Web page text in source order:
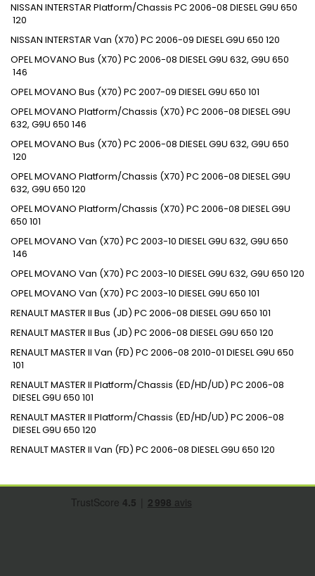
NISSAN INTERSTAR Platform/Chassis PC2006-08 DIESELG9U 650
120
NISSAN INTERSTAR Van (X70) PC2006-09 DIESELG9U 650 120
OPELMOVANO Bus (X70) PC2006-08 DIESELG9U 632, G9U 650
146
OPELMOVANO Bus (X70) PC2007-09 DIESELG9U 650 101
OPELMOVANO Platform/Chassis (X70) PC2006-08 DIESELG9U
632, G9U 650 146
OPELMOVANO Bus (X70) PC2006-08 DIESELG9U 632, G9U 650
120
OPELMOVANO Platform/Chassis (X70) PC2006-08 DIESELG9U
632, G9U 650 120
OPELMOVANO Platform/Chassis (X70) PC2006-08 DIESELG9U
650 101
OPELMOVANO Van (X70) PC2003-10 DIESELG9U 632, G9U 650
146
OPELMOVANO Van (X70) PC2003-10 DIESELG9U 632, G9U 650 120
OPELMOVANO Van (X70) PC2003-10 DIESELG9U 650 101
RENAULTMASTER II Bus (JD) PC2006-08 DIESELG9U 650 101
RENAULTMASTER II Bus (JD) PC2006-08 DIESELG9U 650 120
RENAULTMASTER II Van (FD) PC2006-08 2010-01 DIESELG9U 650
101
RENAULTMASTER II Platform/Chassis (ED/HD/UD) PC2006-08
DIESELG9U 650 101
RENAULTMASTER II Platform/Chassis (ED/HD/UD) PC2006-08
DIESELG9U 650 120
RENAULTMASTER II Van (FD) PC2006-08 DIESELG9U 650 120